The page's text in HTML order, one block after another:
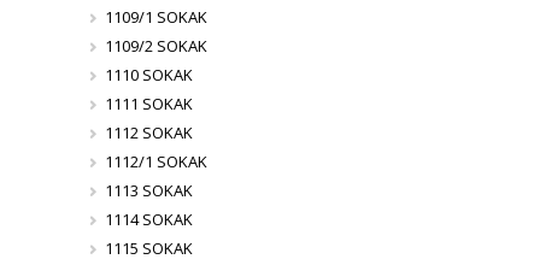
1109/1 SOKAK
1109/2 SOKAK
1110 SOKAK
1111 SOKAK
1112 SOKAK
1112/1 SOKAK
1113 SOKAK
1114 SOKAK
1115 SOKAK